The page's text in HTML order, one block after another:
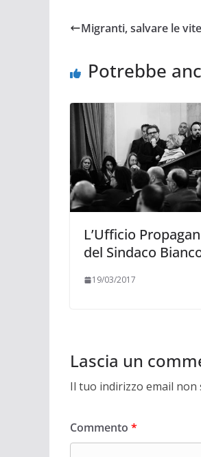
Migranti, salvare le
Potrebbe
L’Ufficio
del Sindaco
19/03/2017
Lascia un
Il tuo indirizzo email non
Commento *